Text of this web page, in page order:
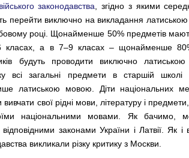
законодавства , згідно з якими
перейти виключно на викладання
році. Щонайменше 50% предметів
а в 7–9 класах – щонайменше
будуть проводити виключно
всі загальні предмети в старшій
латиською мовою. Діти національних
свої рідні мови, літературу і
національними мовами. Як бачимо,
законами України і Латвії. Як і
викликали різку критику з Москви.